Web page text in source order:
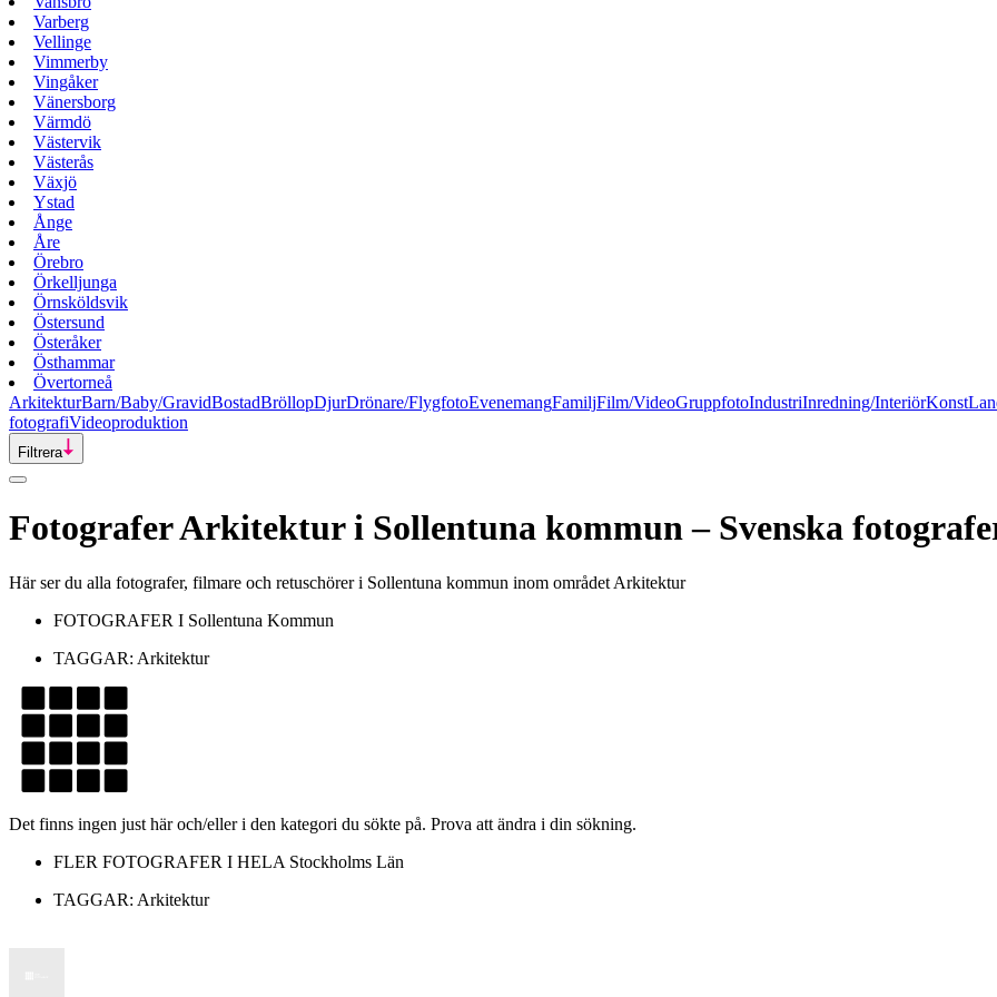
Varberg
Vellinge
Vimmerby
Vingåker
Vänersborg
Värmdö
Västervik
Västerås
Växjö
Ystad
Ånge
Åre
Örebro
Örkelljunga
Örnsköldsvik
Östersund
Österåker
Östhammar
Övertorneå
ArkitekturBarn/Baby/GravidBostadBröllopDjurDrönare/FlygfotoEvenemangFamiljFilm/VideoGruppfotoIndustriInredning/InteriörKonst
fotografiVideoproduktion
Filtrera
FotograferArkitekturi Sollentuna kommun– Svenska
Här ser du alla fotografer, filmare och retuschörer i Sollentuna kommun inom området Arkitektur
FOTOGRAFER I Sollentuna Kommun
TAGGAR: Arkitektur
Det finns ingen just här och/eller i den kategori du sökte på. Prova att ändra i din sökning.
FLER FOTOGRAFER I HELA Stockholms Län
TAGGAR: Arkitektur